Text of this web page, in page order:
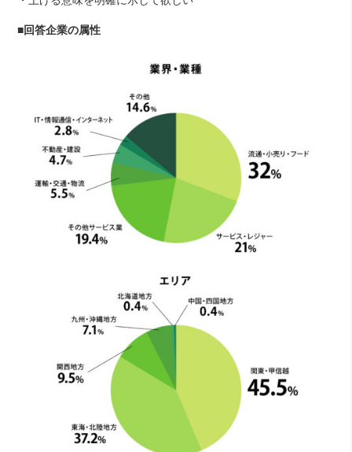
■回答企業の属性